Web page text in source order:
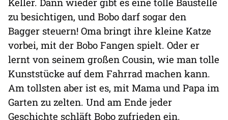
zu besichtigen, und Bobo darf sogar den
Bagger steuern! Oma bringt ihre kleine Katze
vorbei, mit der Bobo Fangen spielt. Oder er
lernt von seinem großen Cousin, wie man tolle
Kunststücke auf dem Fahrrad machen kann.
Am tollsten aber ist es, mit Mama und Papa im
Garten zu zelten. Und am Ende jeder
Geschichte schläft Bobo zufrieden ein.